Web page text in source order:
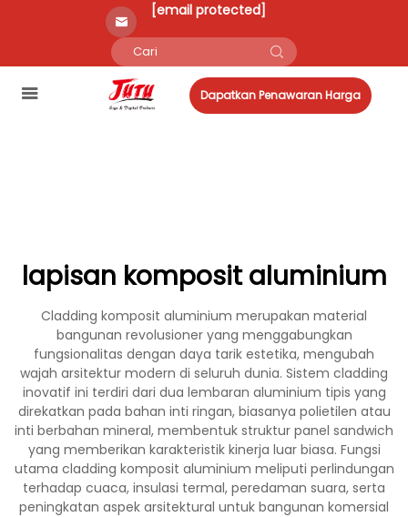
[email protected]
Dapatkan Penawaran Harga
lapisan komposit aluminium
Cladding komposit aluminium merupakan material
bangunan revolusioner yang menggabungkan
fungsionalitas dengan daya tarik estetika, mengubah
wajah arsitektur modern di seluruh dunia. Sistem cladding
inovatif ini terdiri dari dua lembaran aluminium tipis yang
direkatkan pada bahan inti ringan, biasanya polietilen atau
inti berbahan mineral, membentuk struktur panel sandwich
yang memberikan karakteristik kinerja luar biasa. Fungsi
utama cladding komposit aluminium meliputi perlindungan
terhadap cuaca, insulasi termal, peredaman suara, serta
peningkatan aspek arsitektural untuk bangunan komersial